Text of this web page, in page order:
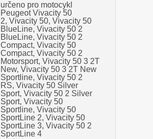
určeno pro motocykl
Peugeot Vivacity 50
2, Vivacity 50, Vivacity 50
BlueLine, Vivacity 50 2
BlueLine, Vivacity 50 2
Compact, Vivacity 50
Compact, Vivacity 50 2
Motorsport, Vivacity 50 3 2T
New, Vivacity 50 3 2T New
Sportline, Vivacity 50 2
RS, Vivacity 50 Silver
Sport, Vivacity 50 2 Silver
Sport, Vivacity 50
Sportline, Vivacity 50
SportLine 2, Vivacity 50
SportLine 3, Vivacity 50 2
SportLine 4